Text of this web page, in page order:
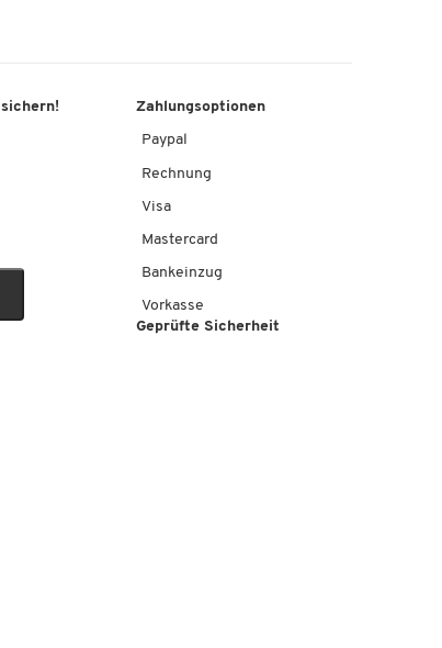
Zahlungsoptionen
Paypal
Rechnung
Visa
Mastercard
Bankeinzug
Vorkasse
Geprüfte Sicherheit